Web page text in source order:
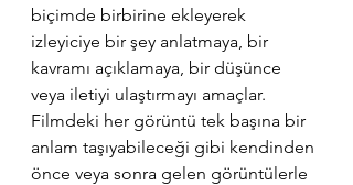
biçimde birbirine ekleyerek
izleyiciye bir şey anlatmaya, bir
kavramı açıklamaya, bir düşünce
veya iletiyi ulaştırmayı amaçlar.
Filmdeki her görüntü tek başına bir
anlam taşıyabileceği gibi kendinden
önce veya sonra gelen görüntülerle